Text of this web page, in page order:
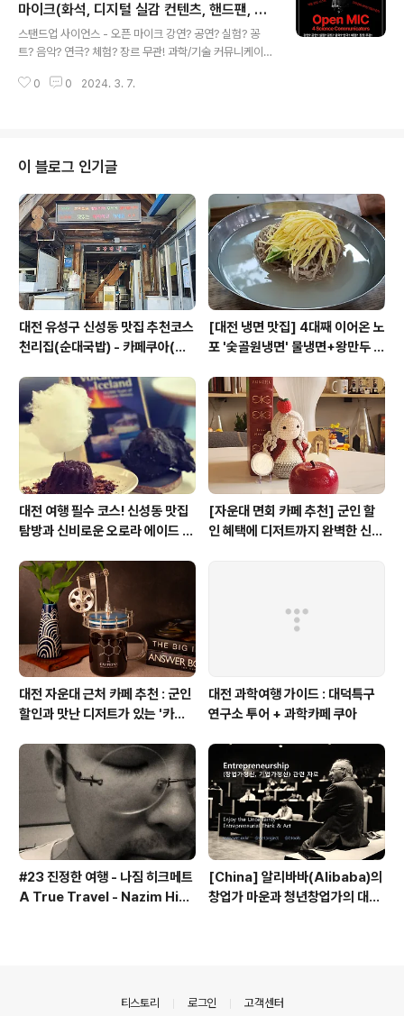
afekorea@gmail.com ​ #매월체험 #오규석 #벅스 #곤
충 #오리가미 #종이접기 #벌레 #Café #QUA #카페쿠
아 #쿠아 #cafe #카페 #과학 #탐험 #대전 #유성구 #신
학
마이크(화석, 디지털 실감 컨텐츠, 핸드팬, 약
물 전달)
스탠드업 사이언스 - 오픈 마이크 강연? 공연? 실험? 꽁
트? 음악? 연극? 체험? 장르 무관! 과학/기술 커뮤니케이터
24년 03월 16일(토) 19:00~20:30 대상 : 다양한 분야
임채은 디지털 실감 컨텐츠 크리에이터 (주제 : 디지털 실감
컨텐츠로 소통하는) 3. 이헌국 핸드팬 제작자/연주자 (주제
: 핸드팬 소리의 비밀) 4. 울림 과학 커뮤니케이터 (주제 :
약물 전달, 동물 실험 그리고 과학자의 꿈) 신청 : https://f
orms.gle/L1eva..
0 0 2024. 3. 7.
이 블로그 인기글
대전 유성구 신성동 맛집 추천코스
천리집(순대국밥) - 카페쿠아(커
[대전 냉면 맛집] 4대째 이어온 노
포 '숯골원냉면' 물냉면+왕만두 조
대전 여행 필수 코스! 신성동 맛집
탐방과 신비로운 오로라 에이드 체
[자운대 면회 카페 추천] 군인 할
인 혜택에 디저트까지 완벽한 신성
대전 자운대 근처 카페 추천 : 군인
할인과 맛난 디저트가 있는 '카페
대전 과학여행 가이드 : 대덕특구
연구소 투어 + 과학카페 쿠아
#23 진정한 여행 - 나짐 히크메트
A True Travel - Nazim Hik
[China] 알리바바(Alibaba)의
창업가 마운과 청년창업가의 대담
티스토리 로그인 고객센터